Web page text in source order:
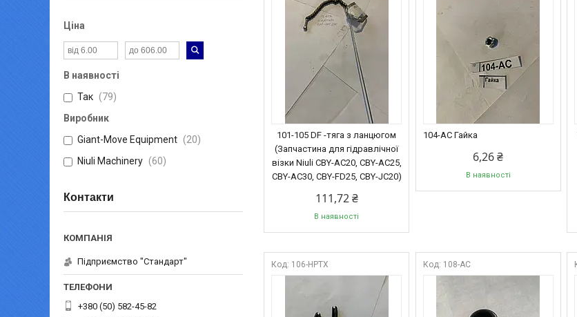
101-105 DF -тяга з ланцюгом
(Запчастина для гідравлічної
візки Niuli CBY-AC20, CBY-AC25,
CBY-AC30, CBY-FD25, CBY-JC20)
111,72 ₴
В наявності
104-АС Гайка
6,26 ₴
В наявності
106-HPTX 108-AC
Ціна
В наявності
Так
79
Виробник
Giant-Move Equipment
20
Niuli Machinery
60
Контакти
Підприємство "Стандарт"
+380 (50) 582-45-82